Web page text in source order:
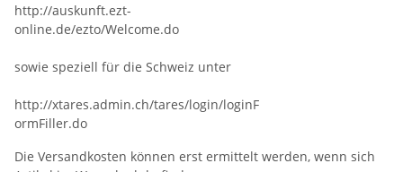
http://auskunft.ezt-
online.de/ezto/Welcome.do
sowie speziell für die Schweiz unter
http://xtares.admin.ch/tares/login/loginF
ormFiller.do
Die Versandkosten können erst ermittelt werden, wenn sich